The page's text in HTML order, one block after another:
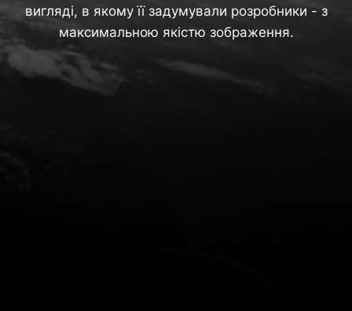
вигляді, в якому її задумували розробники - з
максимальною якістю зображення.